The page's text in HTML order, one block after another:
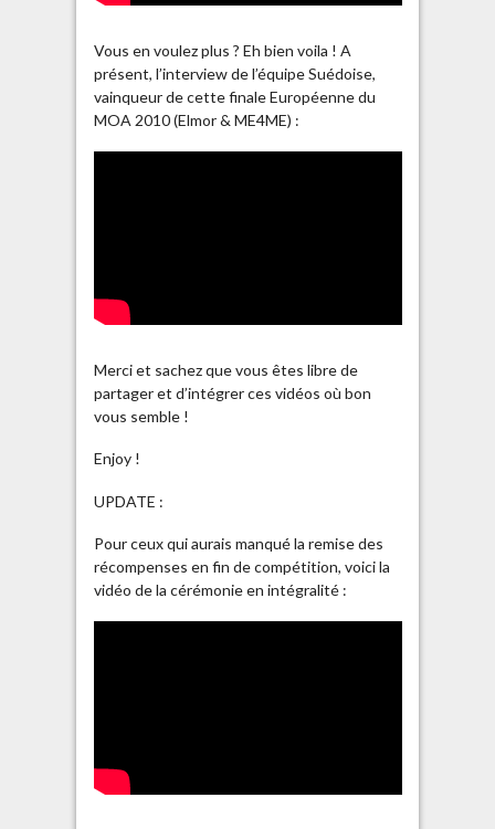
Vous en voulez plus ? Eh bien voila ! A
présent, l’interview de l’équipe Suédoise,
vainqueur de cette finale Européenne du
MOA 2010 (Elmor & ME4ME) :
Merci et sachez que vous êtes libre de
partager et d’intégrer ces vidéos où bon
vous semble !
Enjoy !
UPDATE :
Pour ceux qui aurais manqué la remise des
récompenses en fin de compétition, voici la
vidéo de la cérémonie en intégralité :